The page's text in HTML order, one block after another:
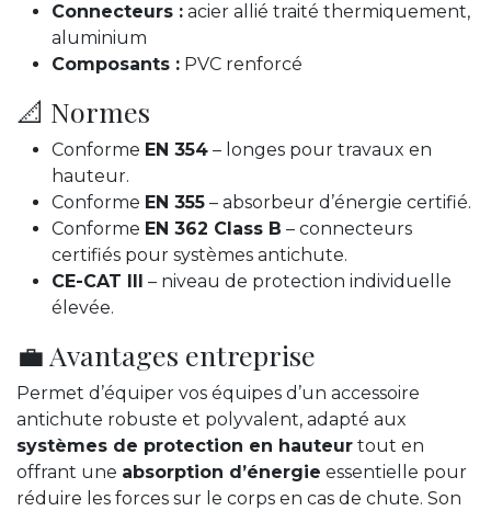
Connecteurs : acier allié traité thermiquement,
aluminium
Composants : PVC renforcé
📐 Normes
Conforme EN 354 – longes pour travaux en
hauteur.
Conforme EN 355 – absorbeur d’énergie certifié.
Conforme EN 362 Class B – connecteurs
certifiés pour systèmes antichute.
CE-CAT III – niveau de protection individuelle
élevée.
💼 Avantages entreprise
Permet d’équiper vos équipes d’un accessoire
antichute robuste et polyvalent, adapté aux
systèmes de protection en hauteur tout en
offrant une absorption d’énergie essentielle pour
réduire les forces sur le corps en cas de chute. Son